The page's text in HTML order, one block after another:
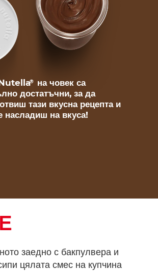
®
на човек са
достатъчни, за да
тази вкусна рецепта и
насладиш на вкуса!
заедно с бакпулвера и
цялата смес на купчина